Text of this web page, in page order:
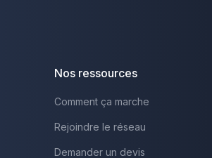
Nos ressources
Comment ça marche
Rejoindre le réseau
Demander un devis